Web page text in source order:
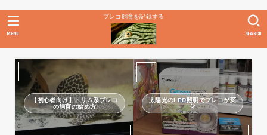
プレコ飼育を記録する
SEARCH
MENU
【初心者向け】トリム系プレコ
の飼育の始め方
太陽光のLED照明でプレコが変
化